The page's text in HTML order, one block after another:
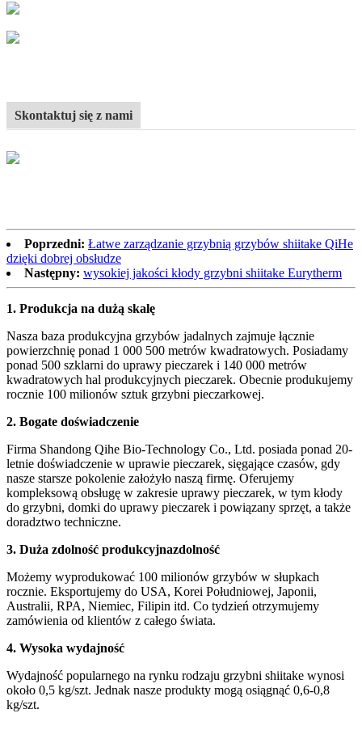
Skontaktuj się z nami
Poprzedni: Łatwe zarządzanie grzybnią grzybów shiitake QiHe
dzięki dobrej obsłudze
Następny: wysokiej jakości kłody grzybni shiitake Eurytherm
1. Produkcja na dużą skalę
Nasza baza produkcyjna grzybów jadalnych zajmuje łącznie
powierzchnię ponad 1 000 500 metrów kwadratowych. Posiadamy
ponad 500 szklarni do uprawy pieczarek i 140 000 metrów
kwadratowych hal produkcyjnych pieczarek. Obecnie produkujemy
rocznie 100 milionów sztuk grzybni pieczarkowej.
2. Bogate doświadczenie
Firma Shandong Qihe Bio-Technology Co., Ltd. posiada ponad 20-
letnie doświadczenie w uprawie pieczarek, sięgające czasów, gdy
nasze starsze pokolenie założyło naszą firmę. Oferujemy
kompleksową obsługę w zakresie uprawy pieczarek, w tym kłody
do grzybni, domki do uprawy pieczarek i powiązany sprzęt, a także
doradztwo techniczne.
3. Duża zdolność produkcyjnazdolność
Możemy wyprodukować 100 milionów grzybów w słupkach
rocznie. Eksportujemy do USA, Korei Południowej, Japonii,
Australii, RPA, Niemiec, Filipin itd. Co tydzień otrzymujemy
zamówienia od klientów z całego świata.
4. Wysoka wydajność
Wydajność popularnego na rynku rodzaju grzybni shiitake wynosi
około 0,5 kg/szt. Jednak nasze produkty mogą osiągnąć 0,6-0,8
kg/szt.